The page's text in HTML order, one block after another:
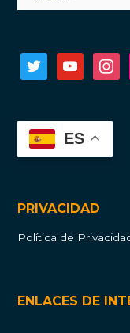
twitter youtube
ES
PRIVACIDAD
Política de
ENLACES DE